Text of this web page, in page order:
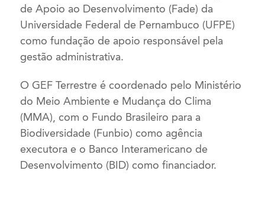
de Apoio ao Desenvolvimento (Fade) da
Universidade Federal de Pernambuco (UFPE)
como fundação de apoio responsável pela
gestão administrativa.
O GEF Terrestre é coordenado pelo Ministério
do Meio Ambiente e Mudança do Clima
(MMA), com o Fundo Brasileiro para a
Biodiversidade (Funbio) como agência
executora e o Banco Interamericano de
Desenvolvimento (BID) como financiador.